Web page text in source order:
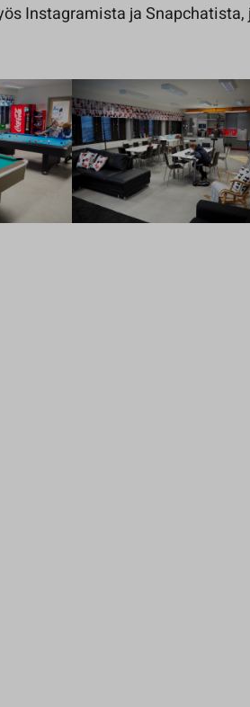
Instagramista ja